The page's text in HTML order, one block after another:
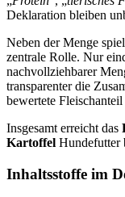
Deklaration bleiben
Neben der Menge
zentrale Rolle. Nur
nachvollziehbarer
transparenter die
bewertete Fleischanteil
Insgesamt erreicht das
Kartoffel Hundefutter
Inhaltsstoffe im